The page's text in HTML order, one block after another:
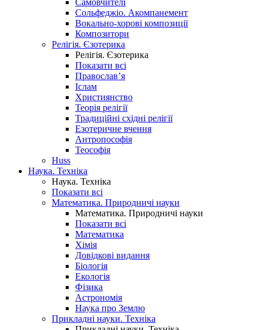
Самовчителі
Сольфеджіо. Акомпанемент
Вокально-хорові композиції
Композитори
Релігія. Єзотерика
Релігія. Єзотерика
Показати всі
Православ’я
Іслам
Християнство
Теорія релігії
Традиційні східні релігії
Езотеричне вчення
Антропософія
Теософія
Huss
Наука. Техніка
Наука. Техніка
Показати всі
Математика. Природничі науки
Математика. Природничі науки
Показати всі
Математика
Хімія
Довідкові видання
Біологія
Екологія
Фізика
Астрономія
Наука про Землю
Прикладні науки. Техніка